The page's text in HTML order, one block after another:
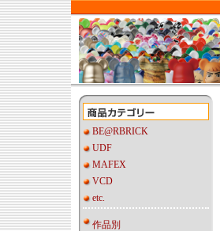
BE@RBRICK
UDF
MAFEX
VCD
etc.
作品別